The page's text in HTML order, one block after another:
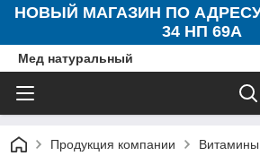
НОВЫЙ МАГАЗИН ПО
34 НП 69А
Мед натуральный
Продукция компании Витамины